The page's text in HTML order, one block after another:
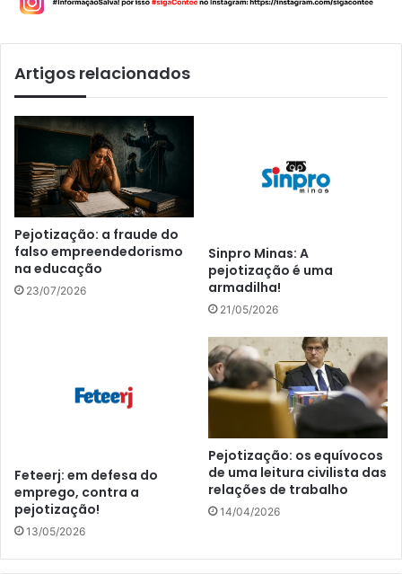
Artigos relacionados
Pejotização: a fraude do
falso empreendedorismo
na educação
23/07/2026
Sinpro Minas: A
pejotização é uma
armadilha!
21/05/2026
Feteerj: em defesa do
emprego, contra a
pejotização!
13/05/2026
Pejotização: os equívocos
de uma leitura civilista das
relações de trabalho
14/04/2026